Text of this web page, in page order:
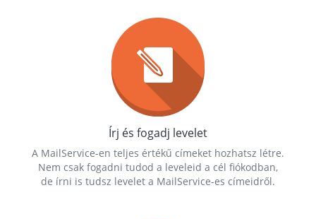
Írj és fogadj levelet
A MailService-en teljes értékű címeket hozhatsz létre.
Nem csak fogadni tudod a leveleid a cél fiókodban,
de írni is tudsz levelet a MailService-es címeidről.